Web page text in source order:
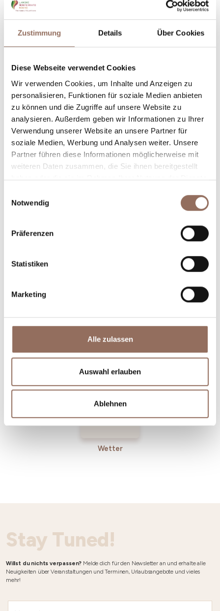
Zustimmung Details Über Cookies
Diese Webseite verwendet Cookies
Wir verwenden Cookies, um Inhalte und Anzeigen zu
personalisieren, Funktionen für soziale Medien anbieten
zu können und die Zugriffe auf unsere Website zu
analysieren. Außerdem geben wir Informationen zu Ihrer
Verwendung unserer Website an unsere Partner für
soziale Medien, Werbung und Analysen weiter. Unsere
Partner führen diese Informationen möglicherweise mit
weiteren Daten zusammen, die Sie ihnen bereitgestellt
haben oder die sie im Rahmen Ihrer Nutzung der Dienste
Notwendig
Präferenzen
Statistiken
Marketing
Alle zulassen
Auswahl erlauben
Ablehnen
Anzahl Badezimmer:
Beds number:14
Dein Urlaub
Plane, wo du übernachtest und isst, was du in jedem
Winkel des Langhe Monferrato Roero unternehmen
willst, mit einem Blick aufs Wetter in Echtzeit.
Incoming-
Betriebe
Dienste
Wetter
Stay Tuned!
Willst du nichts verpassen? Melde dich für den Newsletter an und erhalte alle
Neuigkeiten über Veranstaltungen und Terminen, Urlaubsangebote und vieles
mehr!